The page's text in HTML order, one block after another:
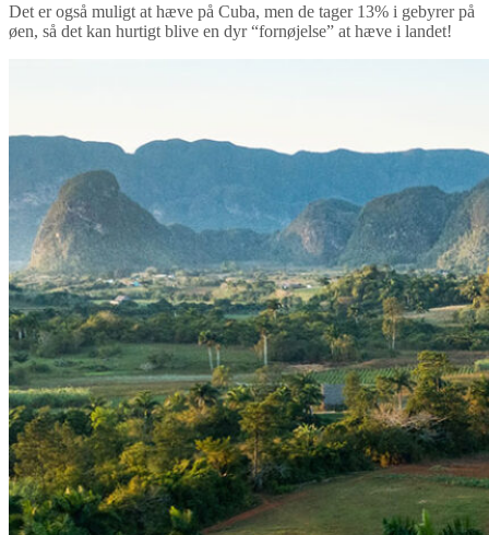
Det er også muligt at hæve på Cuba, men de tager 13% i gebyrer på
øen, så det kan hurtigt blive en dyr “fornøjelse” at hæve i landet!